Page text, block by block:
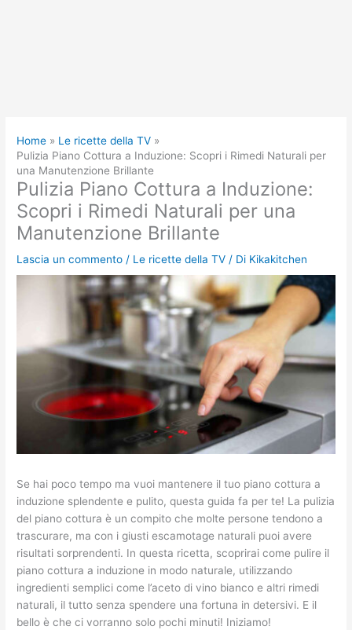
Home
Le ricette della TV
Pulizia Piano Cottura a Induzione: Scopri i Rimedi Naturali per
una Manutenzione Brillante
Pulizia Piano Cottura a Induzione:
Scopri i Rimedi Naturali per una
Manutenzione Brillante
Lascia un commento / Le ricette della TV / Di Kikakitchen
Se hai poco tempo ma vuoi mantenere il tuo piano cottura a
induzione splendente e pulito, questa guida fa per te! La pulizia
del piano cottura è un compito che molte persone tendono a
trascurare, ma con i giusti escamotage naturali puoi avere
risultati sorprendenti. In questa ricetta, scoprirai come pulire il
piano cottura a induzione in modo naturale, utilizzando
ingredienti semplici come l’aceto di vino bianco e altri rimedi
naturali, il tutto senza spendere una fortuna in detersivi. E il
bello è che ci vorranno solo pochi minuti! Iniziamo!